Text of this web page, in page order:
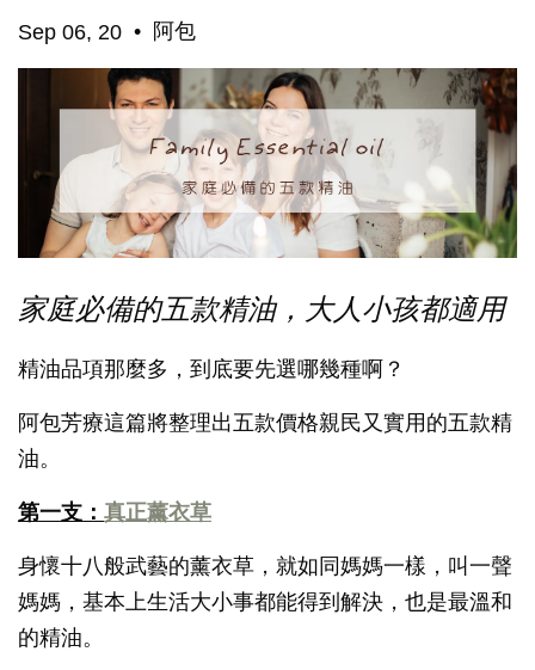
Sep 06, 20 • 阿包
家庭必備的五款精油，大人小孩都適用
精油品項那麼多，到底要先選哪幾種啊？
阿包芳療這篇將整理出五款價格親民又實用的五款精
油。
第一支： 真正薰衣草
身懷十八般武藝的薰衣草，就如同媽媽一樣，叫一聲
媽媽，基本上生活大小事都能得到解決，也是最溫和
的精油。